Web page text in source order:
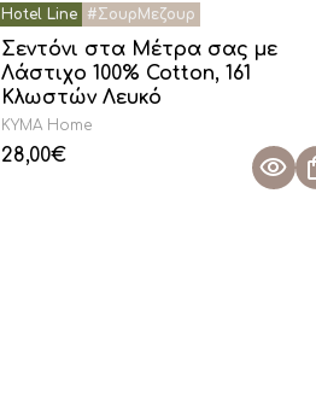
Σεντόνι στα Μέτρα σας με
Λάστιχο 100% Cotton, 161
Κλωστών Λευκό
KYMA Home
28,00€